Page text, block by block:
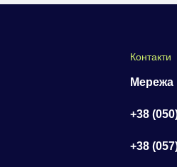
Контакти
Мережа
+38
+38